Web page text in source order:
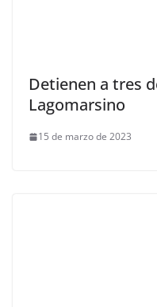
Detienen a tres
Lagomarsino
15 de marzo de 2023